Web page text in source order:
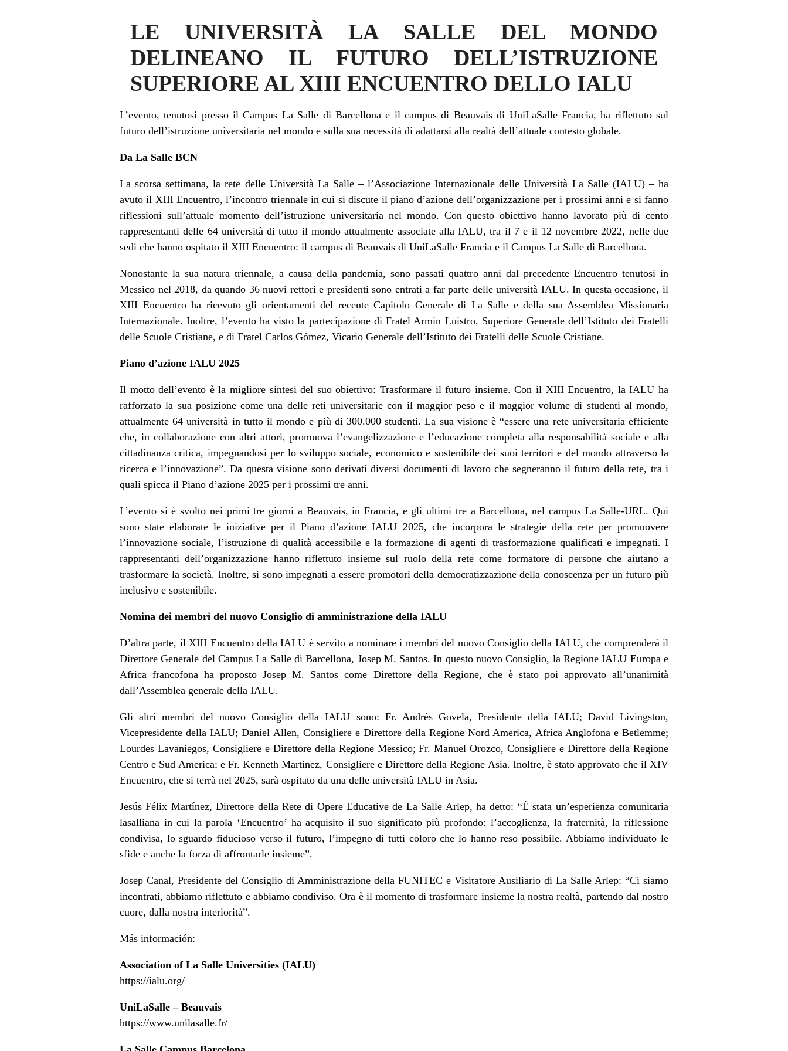
LE UNIVERSITÀ LA SALLE DEL MONDO
DELINEANO IL FUTURO DELL’ISTRUZIONE
SUPERIORE AL XIII ENCUENTRO DELLO IALU
L’evento, tenutosi presso il Campus La Salle di Barcellona e il campus di Beauvais di UniLaSalle Francia, ha riflettuto sul
futuro dell’istruzione universitaria nel mondo e sulla sua necessità di adattarsi alla realtà dell’attuale contesto globale.
Da La Salle BCN
La scorsa settimana, la rete delle Università La Salle – l’Associazione Internazionale delle Università La Salle (IALU) – ha
avuto il XIII Encuentro, l’incontro triennale in cui si discute il piano d’azione dell’organizzazione per i prossimi anni e si fanno
riflessioni sull’attuale momento dell’istruzione universitaria nel mondo. Con questo obiettivo hanno lavorato più di cento
rappresentanti delle 64 università di tutto il mondo attualmente associate alla IALU, tra il 7 e il 12 novembre 2022, nelle due
sedi che hanno ospitato il XIII Encuentro: il campus di Beauvais di UniLaSalle Francia e il Campus La Salle di Barcellona.
Nonostante la sua natura triennale, a causa della pandemia, sono passati quattro anni dal precedente Encuentro tenutosi in
Messico nel 2018, da quando 36 nuovi rettori e presidenti sono entrati a far parte delle università IALU. In questa occasione, il
XIII Encuentro ha ricevuto gli orientamenti del recente Capitolo Generale di La Salle e della sua Assemblea Missionaria
Internazionale. Inoltre, l’evento ha visto la partecipazione di Fratel Armin Luistro, Superiore Generale dell’Istituto dei Fratelli
delle Scuole Cristiane, e di Fratel Carlos Gómez, Vicario Generale dell’Istituto dei Fratelli delle Scuole Cristiane.
Piano d’azione IALU 2025
Il motto dell’evento è la migliore sintesi del suo obiettivo: Trasformare il futuro insieme. Con il XIII Encuentro, la IALU ha
rafforzato la sua posizione come una delle reti universitarie con il maggior peso e il maggior volume di studenti al mondo,
attualmente 64 università in tutto il mondo e più di 300.000 studenti. La sua visione è “essere una rete universitaria efficiente
che, in collaborazione con altri attori, promuova l’evangelizzazione e l’educazione completa alla responsabilità sociale e alla
cittadinanza critica, impegnandosi per lo sviluppo sociale, economico e sostenibile dei suoi territori e del mondo attraverso la
ricerca e l’innovazione”. Da questa visione sono derivati diversi documenti di lavoro che segneranno il futuro della rete, tra i
quali spicca il Piano d’azione 2025 per i prossimi tre anni.
L’evento si è svolto nei primi tre giorni a Beauvais, in Francia, e gli ultimi tre a Barcellona, nel campus La Salle-URL. Qui
sono state elaborate le iniziative per il Piano d’azione IALU 2025, che incorpora le strategie della rete per promuovere
l’innovazione sociale, l’istruzione di qualità accessibile e la formazione di agenti di trasformazione qualificati e impegnati. I
rappresentanti dell’organizzazione hanno riflettuto insieme sul ruolo della rete come formatore di persone che aiutano a
trasformare la società. Inoltre, si sono impegnati a essere promotori della democratizzazione della conoscenza per un futuro più
inclusivo e sostenibile.
Nomina dei membri del nuovo Consiglio di amministrazione della IALU
D’altra parte, il XIII Encuentro della IALU è servito a nominare i membri del nuovo Consiglio della IALU, che comprenderà il
Direttore Generale del Campus La Salle di Barcellona, Josep M. Santos. In questo nuovo Consiglio, la Regione IALU Europa e
Africa francofona ha proposto Josep M. Santos come Direttore della Regione, che è stato poi approvato all’unanimità
dall’Assemblea generale della IALU.
Gli altri membri del nuovo Consiglio della IALU sono: Fr. Andrés Govela, Presidente della IALU; David Livingston,
Vicepresidente della IALU; Daniel Allen, Consigliere e Direttore della Regione Nord America, Africa Anglofona e Betlemme;
Lourdes Lavaniegos, Consigliere e Direttore della Regione Messico; Fr. Manuel Orozco, Consigliere e Direttore della Regione
Centro e Sud America; e Fr. Kenneth Martinez, Consigliere e Direttore della Regione Asia. Inoltre, è stato approvato che il XIV
Encuentro, che si terrà nel 2025, sarà ospitato da una delle università IALU in Asia.
Jesús Félix Martínez, Direttore della Rete di Opere Educative de La Salle Arlep, ha detto: “È stata un’esperienza comunitaria
lasalliana in cui la parola ‘Encuentro’ ha acquisito il suo significato più profondo: l’accoglienza, la fraternità, la riflessione
condivisa, lo sguardo fiducioso verso il futuro, l’impegno di tutti coloro che lo hanno reso possibile. Abbiamo individuato le
sfide e anche la forza di affrontarle insieme”.
Josep Canal, Presidente del Consiglio di Amministrazione della FUNITEC e Visitatore Ausiliario di La Salle Arlep: “Ci siamo
incontrati, abbiamo riflettuto e abbiamo condiviso. Ora è il momento di trasformare insieme la nostra realtà, partendo dal nostro
cuore, dalla nostra interiorità”.
Más información:
Association of La Salle Universities (IALU)
https://ialu.org/
UniLaSalle – Beauvais
https://www.unilasalle.fr/